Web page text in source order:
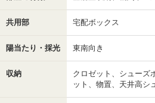
共用部 宅配ボックス
陽当たり・採光 東南向き
収納
クロゼット、シューズ
ット、物置、天井高シ